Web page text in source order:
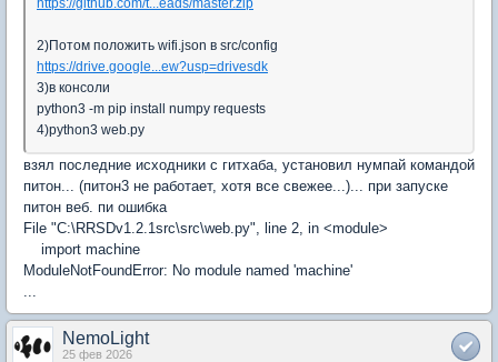
https://github.com/t...eads/master.zip
2)Потом положить wifi.json в src/config
https://drive.google...ew?usp=drivesdk
3)в консоли
python3 -m pip install numpy requests
4)python3 web.py
взял последние исходники с гитхаба, установил нумпай командой
питон... (питон3 не работает, хотя все свежее...)... при запуске
питон веб. пи ошибка
File "C:\RRSDv1.2.1src\src\web.py", line 2, in <module>
import machine
ModuleNotFoundError: No module named 'machine'
...
NemoLight
25 фев 2026